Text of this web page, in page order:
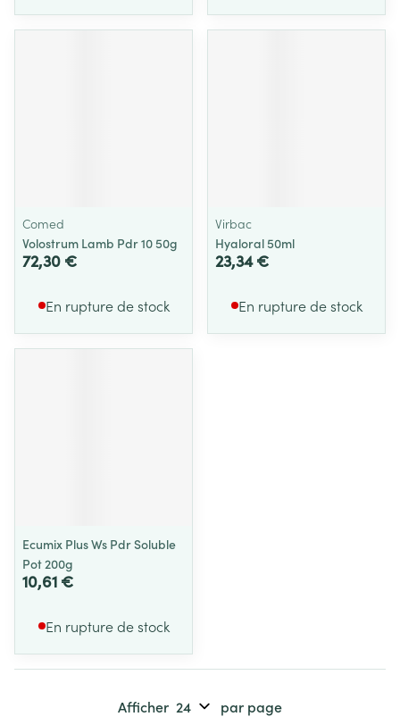
Comed
Volostrum Lamb Pdr 10 50g
72,30 €
En rupture de stock
Virbac
Hyaloral 50ml
23,34 €
En rupture de stock
Ecumix Plus Ws Pdr Soluble
Pot 200g
10,61 €
En rupture de stock
Afficher par page